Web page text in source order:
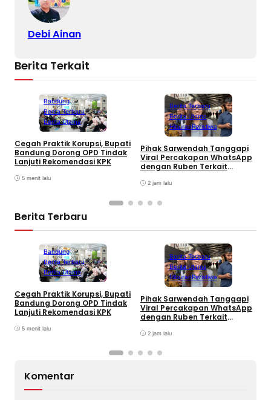
Debi Ainan
Berita Terkait
Bandung
Berita Terbaru
Berita Utama
Cegah Praktik Korupsi, Bupati
Bandung Dorong OPD Tindak
Lanjuti Rekomendasi KPK
5 menit lalu
Berita Terbaru
Berita Utama
HiburanPeristiwa
Pihak Sarwendah Tanggapi
Viral Percakapan WhatsApp
dengan Ruben Terkait
2 jam lalu
Berita Terbaru
Bandung
Berita Terbaru
Berita Utama
Cegah Praktik Korupsi, Bupati
Bandung Dorong OPD Tindak
Lanjuti Rekomendasi KPK
5 menit lalu
Berita Terbaru
Berita Utama
HiburanPeristiwa
Pihak Sarwendah Tanggapi
Viral Percakapan WhatsApp
dengan Ruben Terkait
2 jam lalu
Komentar